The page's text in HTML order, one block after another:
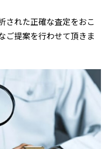
された正確な査定をおこ
ご提案を行わせて頂きま